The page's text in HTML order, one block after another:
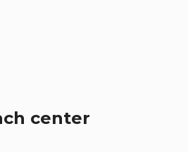
center